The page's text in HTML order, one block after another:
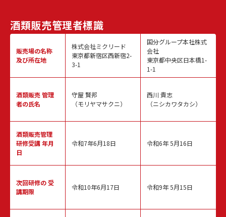
酒類販売管理者標識
販売場の名称
及び所在地
酒類販売管理
者の氏名
酒類販売管理
研修受講 年月
日
次回研修の受
講期限
株式会社ミクリード
東京都新宿区西新宿2-
3-1
守屋 賢邦
（モリヤマサクニ）
令和7年6月18日
令和10年6月17日
国分グループ本社株式
会社
東京都中央区日本橋1-
1-1
西川 貴志
（ニシカワタカシ）
令和6年 5月16日
令和9年 5月15日